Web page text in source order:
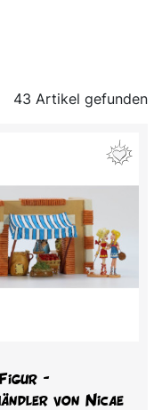
43 Artikel gefunden
–
von Nicae